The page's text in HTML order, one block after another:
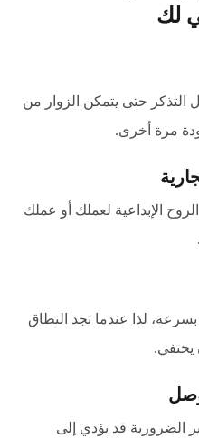
لك
التذكر حتى يتمكن الزوار من
مرة أخرى.
الإبداعية لعملك أو عملك
لذا عندما تجد النطاق
يختفي.
الضرورية قد يؤدي إلى